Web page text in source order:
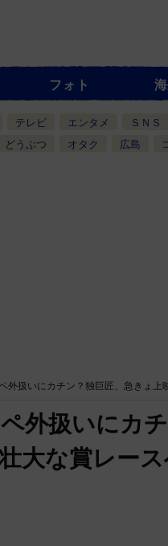
フォト
テレビ エンタメ ＳＮＳ
どうぶつ
オタク 広島
外扱いにカチン？独巨匠、急きょ
外扱いにカチ
大な賞レース